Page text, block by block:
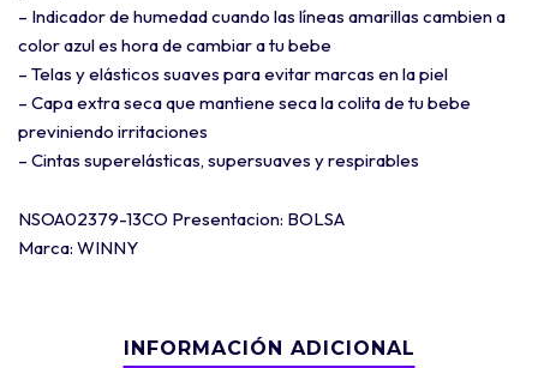
– Indicador de humedad cuando las líneas amarillas cambien a
color azul es hora de cambiar a tu bebe
– Telas y elásticos suaves para evitar marcas en la piel
– Capa extra seca que mantiene seca la colita de tu bebe
previniendo irritaciones
– Cintas superelásticas, supersuaves y respirables
NSOA02379-13CO Presentacion: BOLSA
Marca: WINNY